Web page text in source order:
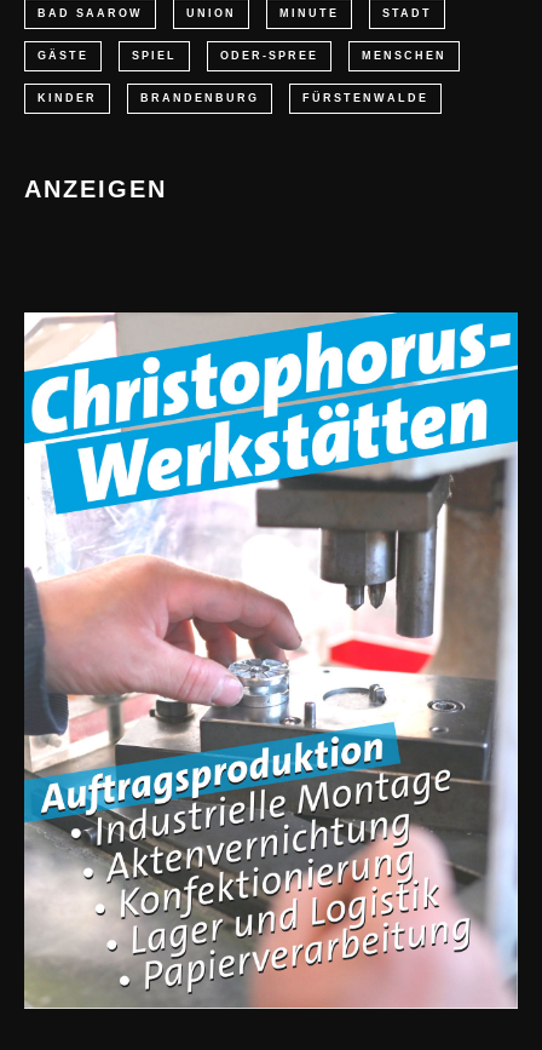
BAD SAAROW UNION MINUTE STADT
GÄSTE SPIEL ODER-SPREE MENSCHEN
KINDER BRANDENBURG FÜRSTENWALDE
ANZEIGEN